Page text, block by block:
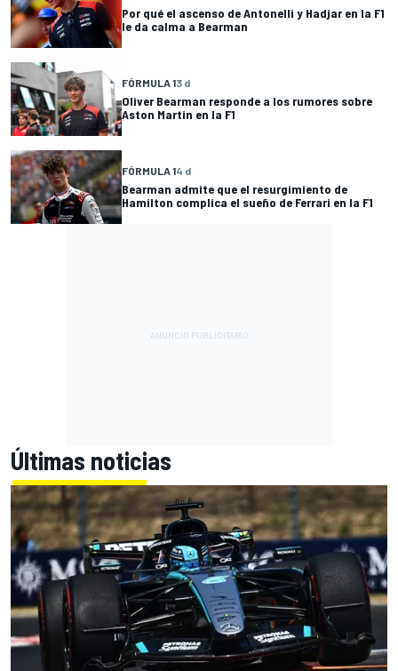
Por qué el ascenso de Antonelli y Hadjar en la F1
le da calma a Bearman
FÓRMULA 13 d
Oliver Bearman responde a los rumores sobre
Aston Martin en la F1
FÓRMULA 14 d
Bearman admite que el resurgimiento de
Hamilton complica el sueño de Ferrari en la F1
Últimas noticias